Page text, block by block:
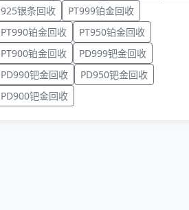
925银条回收
PT999铂金回收
PT990铂金回收
PT950铂金回收
PT900铂金回收
PD999钯金回收
PD990钯金回收
PD950钯金回收
PD900钯金回收